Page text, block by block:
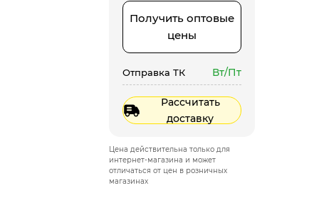
Получить оптовые
цены
Отправка ТК Вт/Пт
Рассчитать
доставку
Цена действительна только для
интернет-магазина и может
отличаться от цен в розничных
магазинах